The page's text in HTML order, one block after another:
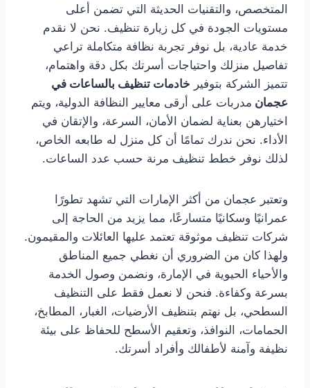
المتخصص، والتقنيات الحديثة التي تضمن أعلى
مستويات الجودة في كل زيارة تنظيف. نحن لا نقدم
خدمة عادية، بل نوفر تجربة نظافة متكاملة تراعي
تفاصيل منزلك واحتياجات أسرتك بكل دقة واهتمام،
تتميز الشركة بتوفير خادمات تنظيف بالساعات في
عجمان مدربات على أرقى معايير النظافة الدولية، ويتم
اختيارهن بعناية لضمان الأمان، السرعة، والإتقان في
الأداء. نحن ندرك تمامًا أن كل منزل له طابعه الخاص،
لذلك نوفر خطط تنظيف مرنة حسب عدد الساعات.
وتعتبر عجمان من أكثر الإمارات التي تشهد تطورًا
عمرانيًا وسكانيًا متسارعًا، مما يزيد من الحاجة إلى
شركات تنظيف موثوقة تعتمد عليها العائلات والمقيمون.
ولهذا كان من الضروري أن نغطي جميع المناطق
والأحياء الحيوية في الإمارة، ونضمن وصول الخدمة
بسرعة وكفاءة. فنحن لا نعمل فقط على التنظيف
السطحي، بل نهتم بتنظيف الأرضيات، الغبار، المطابخ،
الحمامات، النوافذ، وتعقيم الأسطح للحفاظ على بيئة
نظيفة وآمنة لأطفالك وأفراد أسرتك.